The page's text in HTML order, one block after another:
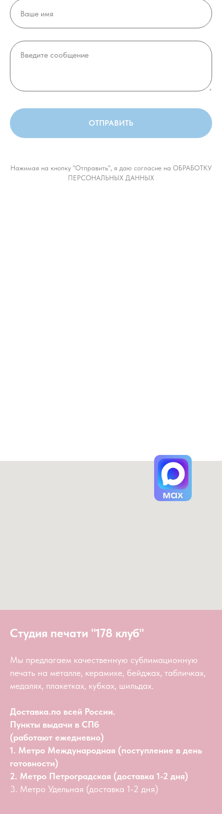
ОТПРАВИТЬ
Нажимая на кнопку "Отправить", я даю согласие на ОБРАБОТКУ
ПЕРСОНАЛЬНЫХ ДАННЫХ
Студия печати "178 клуб"
Мы предлагаем качественную сублимационную
печать на металле, керамике, бейджах, табличках,
медалях, плакетках, кубках, шильдах.
Доставка.по всей России.
Пункты выдачи в СПб
(работают ежедневно)
1. Метро Международная (поступление в день
готовности)
2. Метро Петроградская (доставка 1-2 дня)
3. Метро Удельная (доставка 1-2 дня)